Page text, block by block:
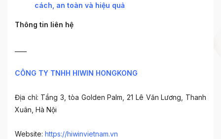
cách, an toàn và hiệu quả
Thông tin liên hệ
CÔNG TY TNHH HIWIN HONGKONG
Địa chỉ: Tầng 3, tòa Golden Palm, 21 Lê Văn Lương, Thanh
Xuân, Hà Nội
Website: https://hiwinvietnam.vn